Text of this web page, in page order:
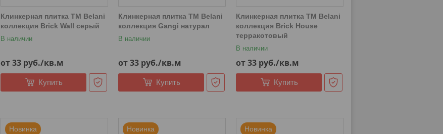
Клинкерная плитка ТМ Belani
коллекция Brick Wall серый
В наличии
от 33 руб./кв.м
Купить
Клинкерная плитка ТМ Belani
коллекция Gangi натурал
В наличии
от 33 руб./кв.м
Купить
Клинкерная плитка ТМ Belani
коллекция Brick House
терракотовый
В наличии
от 33 руб./кв.м
Купить
Новинка Новинка Новинка